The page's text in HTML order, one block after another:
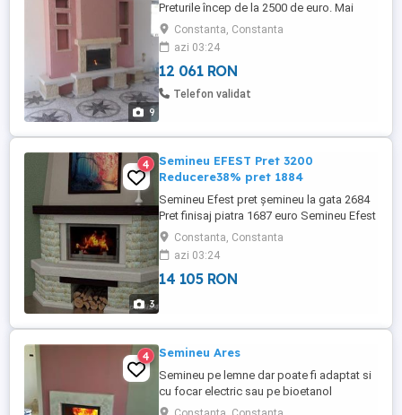
9
Preturile încep de la 2500 de euro. Mai
multe modele găsiti vizitand site-ul nostru
www.semineeieftine.com.com Semineele
sunt din piatra naturala Elada-Crem. Elada
Natura, ardesie sau granit.
Constanta, Constanta
azi 03:24
12 061 RON
Telefon validat
3
4
Semineu EFEST Pret 3200
Reducere38% pret 1884
Semineu Efest pret șemineu la gata 2684
Pret finisaj piatra 1687 euro Semineu Efest
compatibil pe colt ,din piatra naturala
Elada crem care nu are pori iar intretinerea
este foarte usoara Acesta este un
produs,,Petros seminee companie cu
Constanta, Constanta
azi 03:24
14 105 RON
4 Semineu Ares
Semineu pe lemne dar poate fi adaptat si
cu focar electric sau pe bioetanol
Semineu compatibil pe colt ,din piatra